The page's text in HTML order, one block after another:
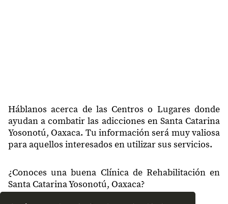
Háblanos acerca de las Centros o Lugares donde
ayudan a combatir las adicciones en Santa Catarina
Yosonotú, Oaxaca. Tu información será muy valiosa
para aquellos interesados en utilizar sus servicios.
¿Conoces una buena Clínica de Rehabilitación en
Santa Catarina Yosonotú, Oaxaca?